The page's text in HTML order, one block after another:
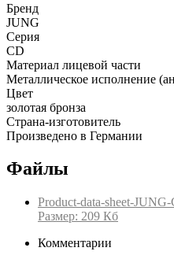
Бренд
JUNG
Серия
CD
Материал лицевой части
Металлическое исполнение
Цвет
золотая бронза
Страна-изготовитель
Произведено в Германии
Файлы
Product-data-sheet-
Размер: 209 Кб
Комментарии